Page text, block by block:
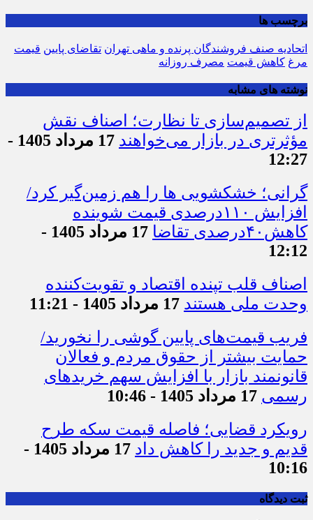
برچسب ها
اتحادیه صنف فروشندگان پرنده و ماهی تهران تقاضای پایین قیمت
مرغ کاهش قیمت مصرف روزانه
نوشته های مشابه
از تصمیم‌سازی تا نظارت؛ اصناف نقش
مؤثرتری در بازار می‌خواهند
17 مرداد 1405 -
12:27
گرانی؛ خشکشویی‌ ها را هم زمین‌گیر کرد/
افزایش ۱۱۰درصدی قیمت شوینده
کاهش۴۰درصدی تقاضا
17 مرداد 1405 -
12:12
اصناف قلب تپنده اقتصاد و تقویت‌کننده
وحدت ملی هستند 17 مرداد 1405 - 11:21
فریب قیمت‌های پایین گوشی را نخورید/
حمایت بیشتر از حقوق مردم و فعالان
قانونمند بازار با افزایش سهم خریدهای
رسمی 17 مرداد 1405 - 10:46
رویکرد قضایی؛ فاصله قیمت سکه طرح
قدیم و جدید را کاهش داد
17 مرداد 1405 -
10:16
ثبت دیدگاه